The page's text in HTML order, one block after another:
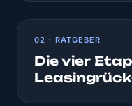
02 · RATGEBER
Die vier